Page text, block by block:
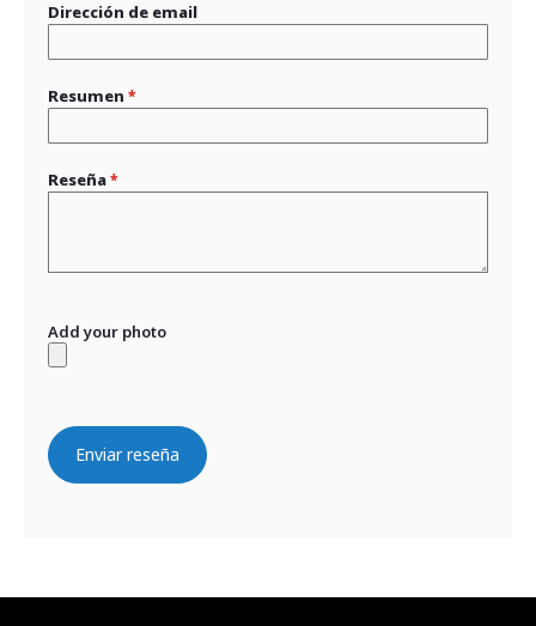
Dirección de email
Resumen
Reseña
Add your photo
Enviar reseña